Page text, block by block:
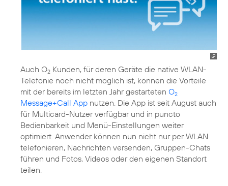
Auch O2 Kunden, für deren Geräte die native WLAN-
Telefonie noch nicht möglich ist, können die Vorteile
mit der bereits im letzten Jahr gestarteten O2
Message+Call App nutzen. Die App ist seit August auch
für Multicard-Nutzer verfügbar und in puncto
Bedienbarkeit und Menü-Einstellungen weiter
optimiert. Anwender können nun nicht nur per WLAN
telefonieren, Nachrichten versenden, Gruppen-Chats
führen und Fotos, Videos oder den eigenen Standort
teilen.